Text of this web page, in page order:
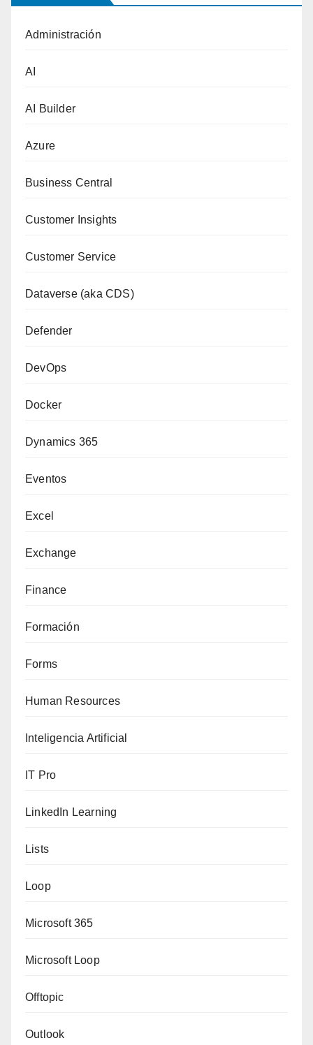
Administración
AI
AI Builder
Azure
Business Central
Customer Insights
Customer Service
Dataverse (aka CDS)
Defender
DevOps
Docker
Dynamics 365
Eventos
Excel
Exchange
Finance
Formación
Forms
Human Resources
Inteligencia Artificial
IT Pro
LinkedIn Learning
Lists
Loop
Microsoft 365
Microsoft Loop
Offtopic
Outlook